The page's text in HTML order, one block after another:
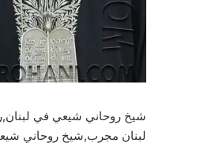
شيخ روحاني شيعي في
لبنان مجرب,شيخ روحاني